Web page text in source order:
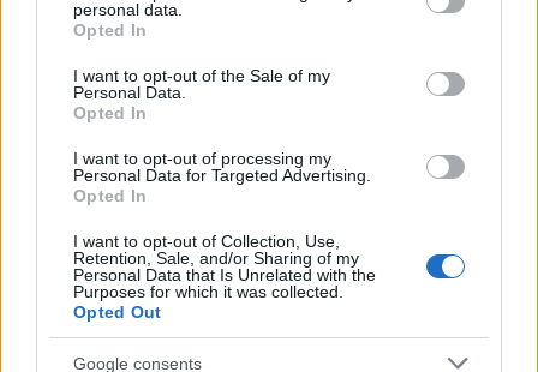
grant or deny consent to Google and its third-party tags to
use your data for below specified purposes in below Google
consent section.
personal data.
Opted In
I want to opt-out of the Sale of my
Personal Data.
Opted In
I want to opt-out of processing my
Personal Data for Targeted Advertising.
Opted In
I want to opt-out of Collection, Use,
Retention, Sale, and/or Sharing of my
Personal Data that Is Unrelated with the
Purposes for which it was collected.
Opted Out
Google consents
νέα διεύθυνση του TikTok, υπό το βάρος των πιέσεων
για «εξυγίανση» της πλατφόρμας, ίσως εφαρμόζει
αυστηρότερα φίλτρα ελέγχου, τα οποία όμως αγγίζουν
τα όρια της λογοκρισίας σε ευαίσθητα κοινωνικά
Η φυγή προς το UpScrolled
κενό που άφησε το TikTok έσπευσαν να
εκμεταλλευτούν ανταγωνιστές. Η συνεχιζόμενη
αστάθεια και το κλίμα δυσπιστίας οδήγησαν ένα